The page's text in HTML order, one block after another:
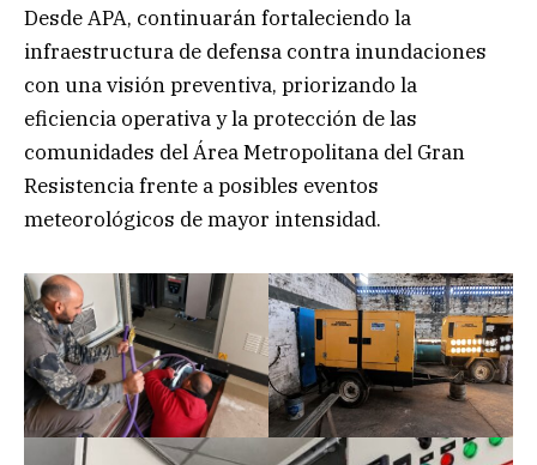
Desde APA, continuarán fortaleciendo la
infraestructura de defensa contra inundaciones
con una visión preventiva, priorizando la
eficiencia operativa y la protección de las
comunidades del Área Metropolitana del Gran
Resistencia frente a posibles eventos
meteorológicos de mayor intensidad.